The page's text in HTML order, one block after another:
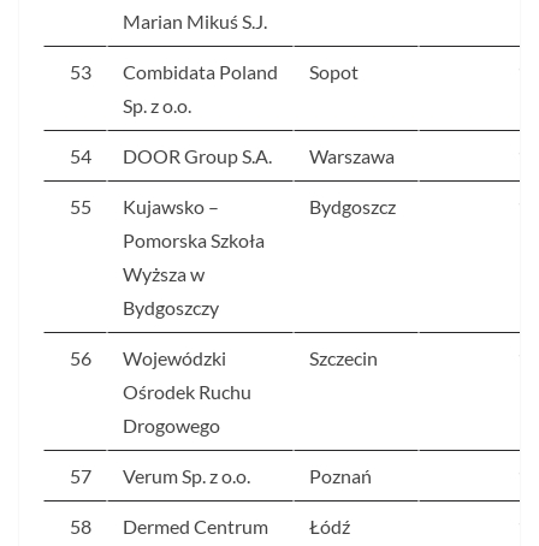
Marian Mikuś S.J.
53
Combidata Poland
Sp. z o.o.
Sopot
54 DOOR Group S.A. Warszawa
55
Kujawsko –
Pomorska Szkoła
Wyższa w
Bydgoszczy
Bydgoszcz
56
Wojewódzki
Ośrodek Ruchu
Drogowego
Szczecin
57 Verum Sp. z o.o. Poznań
58
Dermed Centrum
Łódź